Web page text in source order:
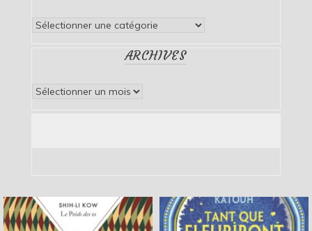
Catégories
ARCHIVES
Archives